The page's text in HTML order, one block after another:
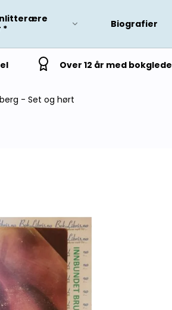
*
Biografier
Over 12 år med bokglede
- Set og hørt